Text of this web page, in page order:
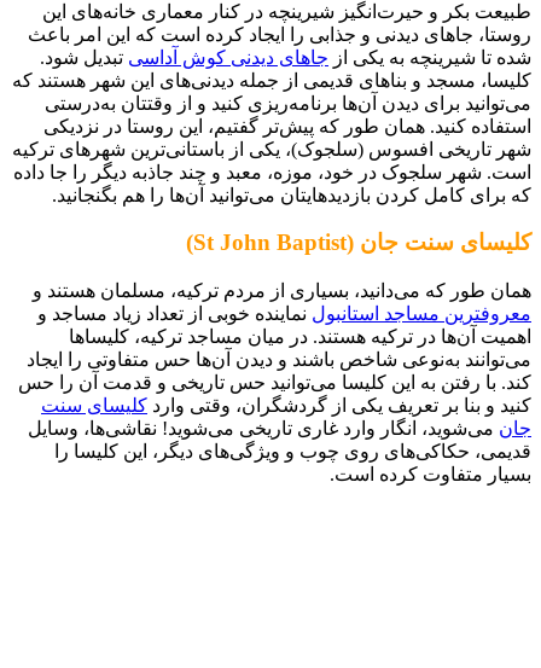
طبیعت بکر و حیرت‌انگیز شیرینچه در کنار معماری خانه‌های این
روستا، جاهای دیدنی و جذابی را ایجاد کرده است که این امر باعث
شده تا شیرینچه به یکی از جاهای دیدنی کوش آداسی تبدیل شود.
کلیسا، مسجد و بناهای قدیمی از جمله دیدنی‌های این شهر هستند که
می‌توانید برای دیدن آن‌ها برنامه‌ریزی کنید و از وقتتان به‌درستی
استفاده کنید. همان طور که پیش‌تر گفتیم، این روستا در نزدیکی
شهر تاریخی افسوس (سلجوک)، یکی از باستانی‌ترین شهرهای ترکیه
است. شهر سلجوک در خود، موزه، معبد و چند جاذبه دیگر را جا داده
که برای کامل کردن بازدیدهایتان می‌توانید آن‌ها را هم بگنجانید.
کلیسای سنت جان (St John Baptist)
همان طور که می‌دانید، بسیاری از مردم ترکیه، مسلمان هستند و
معروفترین مساجد استانبول نماینده خوبی از تعداد زیاد مساجد و
اهمیت آن‌ها در ترکیه هستند. در میان مساجد ترکیه، کلیساها
می‌توانند به‌نوعی شاخص باشند و دیدن آن‌ها حس متفاوتی را ایجاد
کند. با رفتن به این کلیسا می‌توانید حس تاریخی و قدمت آن را حس
کنید و بنا بر تعریف یکی از گردشگران، وقتی وارد کلیسای سنت
جان می‌شوید، انگار وارد غاری تاریخی می‌شوید! نقاشی‌ها، وسایل
قدیمی، حکاکی‌‌های روی چوب و ویژگی‌های دیگر، این کلیسا را
بسیار متفاوت کرده است.